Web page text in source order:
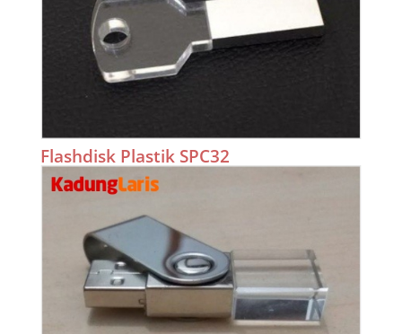
Flashdisk Plastik SPC32